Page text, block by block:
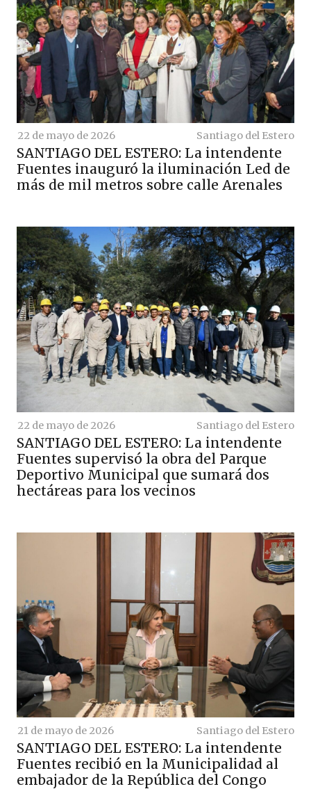
22 de mayo de 2026 Santiago del Estero
SANTIAGO DEL ESTERO: La intendente
Fuentes inauguró la iluminación Led de
más de mil metros sobre calle Arenales
22 de mayo de 2026 Santiago del Estero
SANTIAGO DEL ESTERO: La intendente
Fuentes supervisó la obra del Parque
Deportivo Municipal que sumará dos
hectáreas para los vecinos
21 de mayo de 2026 Santiago del Estero
SANTIAGO DEL ESTERO: La intendente
Fuentes recibió en la Municipalidad al
embajador de la República del Congo